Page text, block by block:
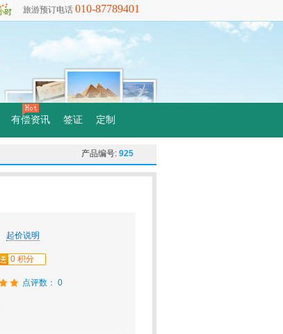
旅游预订电话 010-87789401
有偿资讯 签证 定制
产品编号: 925
起价说明
0 积分
点评数： 0